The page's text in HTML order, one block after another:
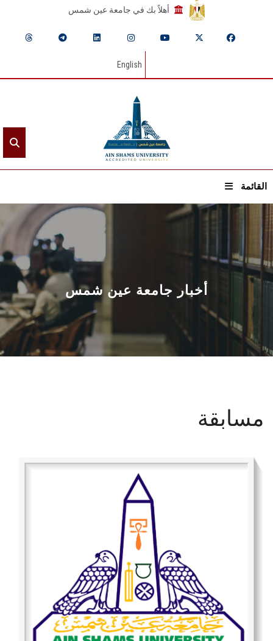
أهلاً بك في جامعة عين شمس
English
القائمة
الرئيسيـة
عن الجامعة
القطاعـات
الشئون الأكاديمية
البحث العلمي
الدراسات العليا
أخبار جامعة عين شمس
مسابقة